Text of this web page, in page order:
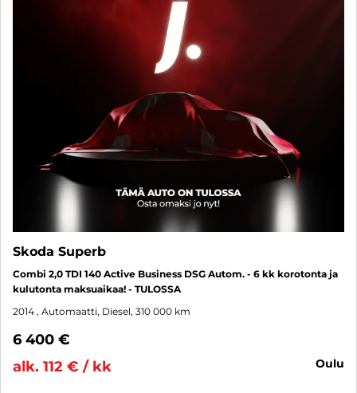
Skoda Superb
Combi 2,0 TDI 140 Active Business DSG Autom. - 6 kk korotonta ja
kulutonta maksuaikaa! - TULOSSA
2014 , Automaatti, Diesel, 310 000 km
6 400 €
alk. 112 € / kk
oulu